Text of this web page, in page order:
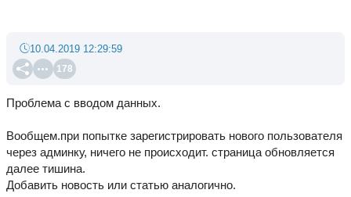
178
10.04.2019 12:29:59
Проблема с вводом данных.
Вообщем.при попытке зарегистрировать нового пользователя
через админку, ничего не происходит. страница обновляется
далее тишина.
Добавить новость или статью аналогично.